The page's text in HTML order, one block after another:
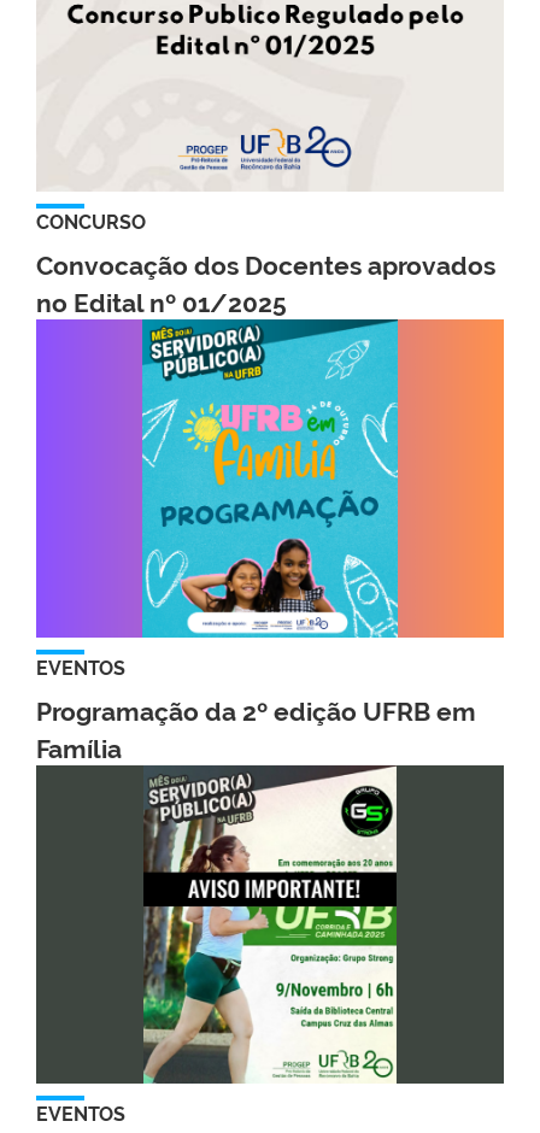
CONCURSO
Convocação dos Docentes aprovados
no Edital nº 01/2025
EVENTOS
Programação da 2º edição UFRB em
Família
EVENTOS